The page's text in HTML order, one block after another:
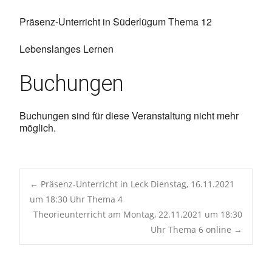
Präsenz-Unterricht in Süderlügum Thema 12
Lebenslanges Lernen
Buchungen
Buchungen sind für diese Veranstaltung nicht mehr
möglich.
Post
navigation
← Präsenz-Unterricht in Leck Dienstag, 16.11.2021
um 18:30 Uhr Thema 4
Theorieunterricht am Montag, 22.11.2021 um 18:30
Uhr Thema 6 online →